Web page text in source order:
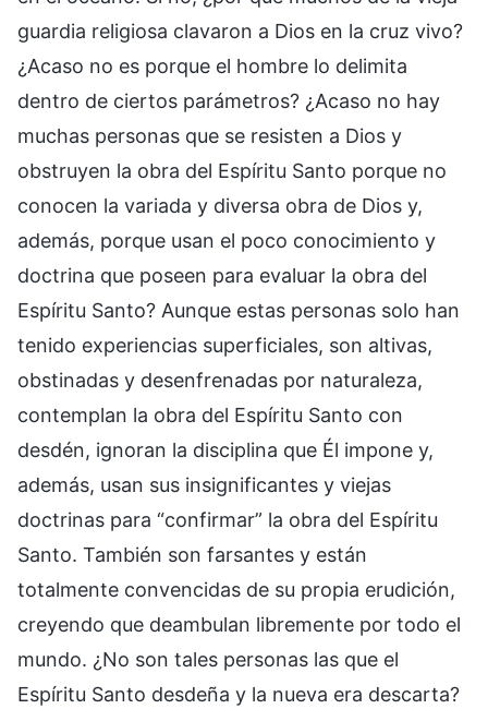
guardia religiosa clavaron a Dios en la cruz vivo?
¿Acaso no es porque el hombre lo delimita
dentro de ciertos parámetros? ¿Acaso no hay
muchas personas que se resisten a Dios y
obstruyen la obra del Espíritu Santo porque no
conocen la variada y diversa obra de Dios y,
además, porque usan el poco conocimiento y
doctrina que poseen para evaluar la obra del
Espíritu Santo? Aunque estas personas solo han
tenido experiencias superficiales, son altivas,
obstinadas y desenfrenadas por naturaleza,
contemplan la obra del Espíritu Santo con
desdén, ignoran la disciplina que Él impone y,
además, usan sus insignificantes y viejas
doctrinas para “confirmar” la obra del Espíritu
Santo. También son farsantes y están
totalmente convencidas de su propia erudición,
creyendo que deambulan libremente por todo el
mundo. ¿No son tales personas las que el
Espíritu Santo desdeña y la nueva era descarta?